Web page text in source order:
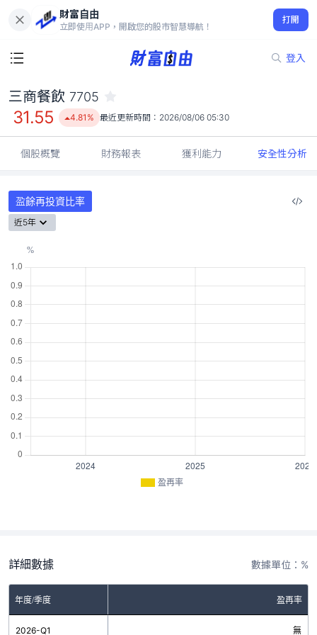
財富自由
立即使用APP，開啟您的股市智慧導航！
打開
登入
31.55
4.81%
三商餐飲 7705
31.55 4.81% 最近更新時間： 2026/08/06 05:30
個股概覽 財務報表 獲利能力 安全性分析
盈餘再投資比率
近5年
盈再率
詳細數據 數據單位：%
年度/季度 盈再率
2026-Q1 無